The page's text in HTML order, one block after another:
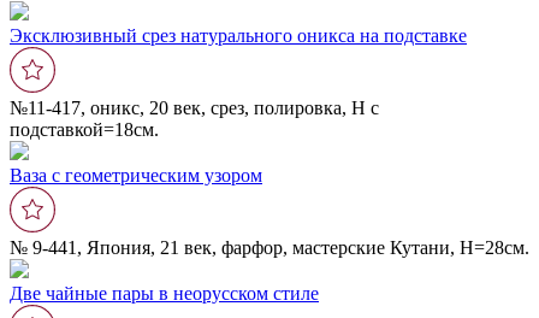
Эксклюзивный срез натурального оникса на подставке
№11-417, оникс, 20 век, срез, полировка, Н с
подставкой=18cм.
Ваза с геометрическим узором
№ 9-441, Япония, 21 век, фарфор, мастерские Кутани, Н=28см.
Две чайные пары в неорусском стиле